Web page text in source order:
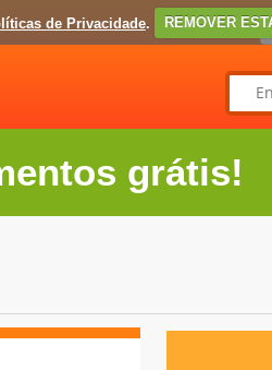
de Privacidade. REMOVER
grátis!